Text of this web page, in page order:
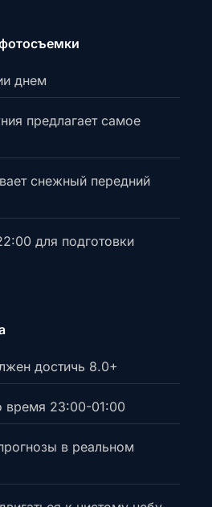
днем
предлагает самое
снежный передний
для подготовки
достичь 8.0+
время 23:00-01:00
в реальном